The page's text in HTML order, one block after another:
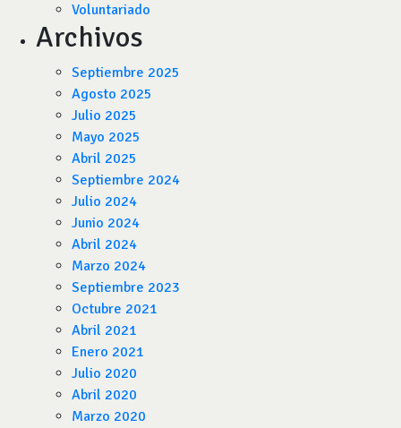
Voluntariado
Archivos
Septiembre 2025
Agosto 2025
Julio 2025
Mayo 2025
Abril 2025
Septiembre 2024
Julio 2024
Junio 2024
Abril 2024
Marzo 2024
Septiembre 2023
Octubre 2021
Abril 2021
Enero 2021
Julio 2020
Abril 2020
Marzo 2020